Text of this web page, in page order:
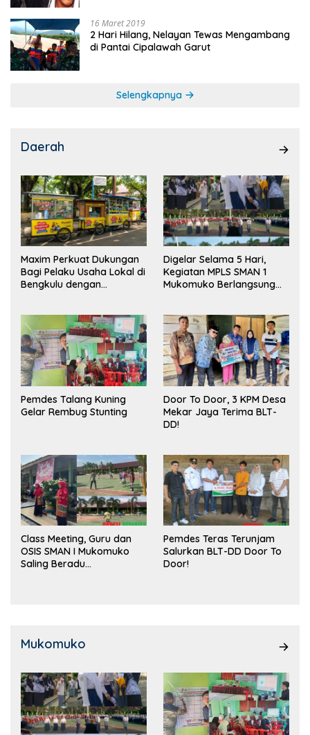
16 Maret 2019
2 Hari Hilang, Nelayan Tewas Mengambang
di Pantai Cipalawah Garut
Selengkapnya
Daerah
Maxim Perkuat Dukungan
Bagi Pelaku Usaha Lokal di
Bengkulu dengan
Pasar
Digelar Selama 5 Hari,
Kegiatan MPLS SMAN 1
Mukomuko Berlangsung
Pemdes Talang Kuning
Gelar Rembug Stunting
Door To Door, 3 KPM Desa
Mekar Jaya Terima BLT-
DD!
Class Meeting, Guru dan
OSIS SMAN I Mukomuko
Saling Beradu
Pemdes Teras Terunjam
Salurkan BLT-DD Door To
Door!
Mukomuko